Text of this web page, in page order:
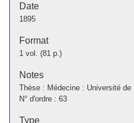
Date
1895
Format
1 vol. (81 p.)
Notes
Thèse : Médecine : Université de
N° d'ordre : 63
Type